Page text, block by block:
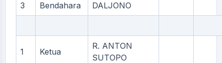
3 Bendahara DALJONO
1 Ketua
R. ANTON
SUTOPO